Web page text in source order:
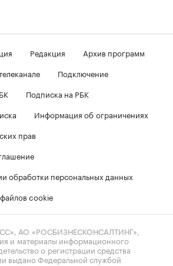
Редакция
Архив программ
Подключение
Подписка на РБК
Информация об ограничениях
прав
обработки персональных данных
cookie
АО «РОСБИЗНЕСКОНСАЛТИНГ»,
и материалы информационного
о регистрации средства
выдано Федеральной службой